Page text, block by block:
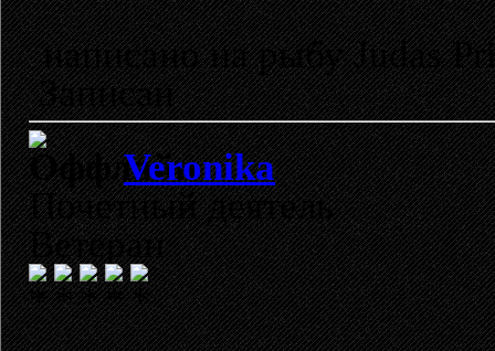
написано на рыбу Judas
Записан
Veronika
Почетный деятель
Ветеран